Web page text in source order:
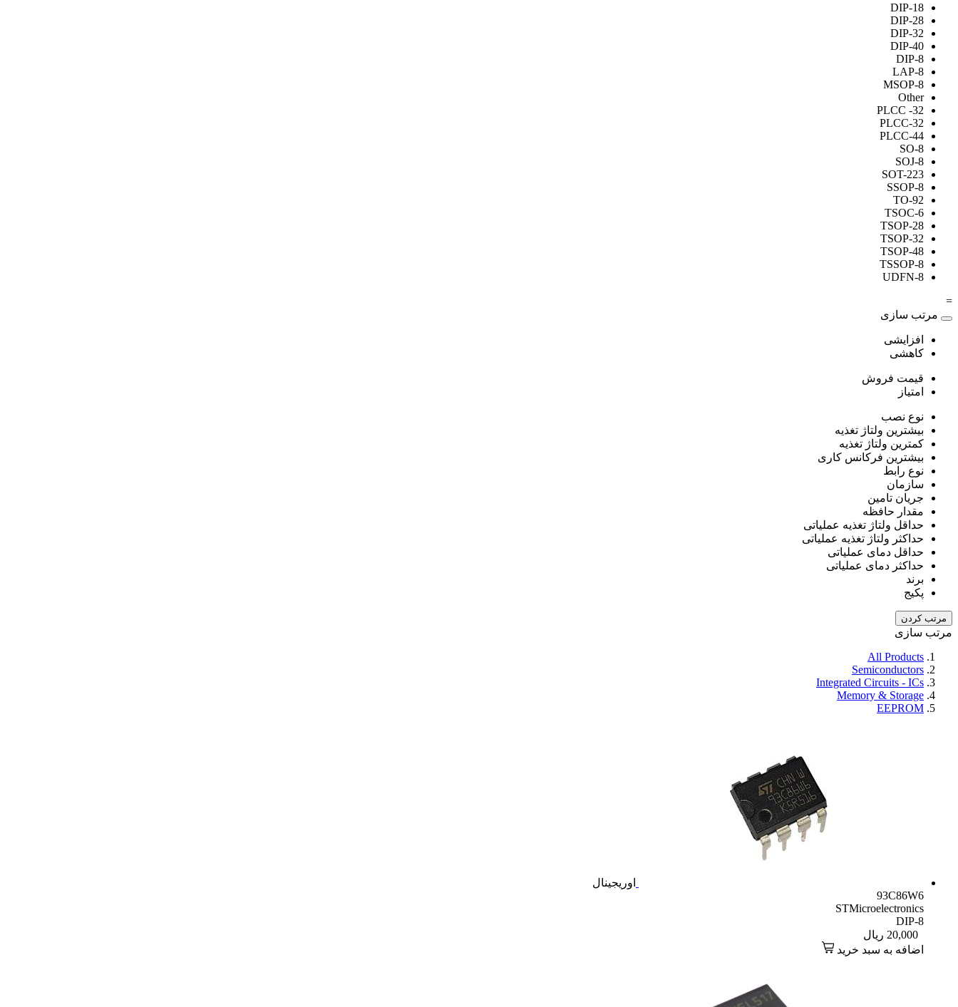
DIP-18
DIP-28
DIP-32
DIP-40
DIP-8
LAP-8
MSOP-8
Other
PLCC -32
PLCC-32
PLCC-44
SO-8
SOJ-8
SOT-223
SSOP-8
TO-92
TSOC-6
TSOP-28
TSOP-32
TSOP-48
TSSOP-8
UDFN-8
=
مرتب سازی
افزایشی
کاهشی
قیمت فروش
امتیاز
نوع نصب
بیشترین ولتاژ تغذیه
کمترین ولتاژ تغذیه
بیشترین فرکانس کاری
نوع رابط
سازمان
جریان تامین
مقدار حافظه
حداقل ولتاژ تغذیه عملیاتی
حداکثر ولتاژ تغذیه عملیاتی
حداقل دمای عملیاتی
حداکثر دمای عملیاتی
برند
پکیج
مرتب کردن
مرتب سازی
All Products
Semiconductors
Integrated Circuits - ICs
Memory & Storage
EEPROM
اوریجینال
93C86W6
STMicroelectronics
DIP-8
20,000 ریال
اضافه به سبد خرید